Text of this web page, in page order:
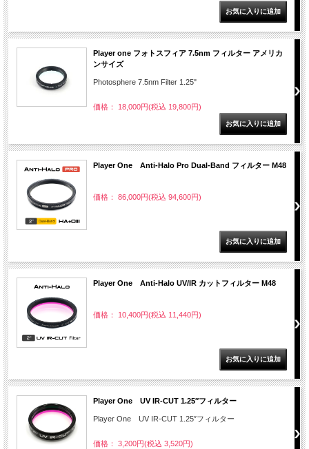
Player one フォトスフィア 7.5nm フィルター アメリカ
ンサイズ
Photosphere 7.5nm Filter 1.25"
価格： 18,000円(税込 19,800円)
Player One Anti-Halo Pro Dual-Band フィルター M48
価格： 86,000円(税込 94,600円)
Player One Anti-Halo UV/IR カットフィルター M48
価格： 10,400円(税込 11,440円)
Player One UV IR-CUT 1.25″フィルター
Player One UV IR-CUT 1.25″フィルター
価格： 3,200円(税込 3,520円)